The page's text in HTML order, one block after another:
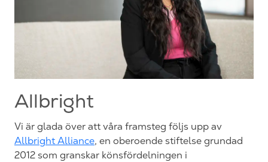
Allbright
Vi är glada över att våra framsteg följs upp av
Allbright Alliance, en oberoende stiftelse grundad
2012 som granskar könsfördelningen i